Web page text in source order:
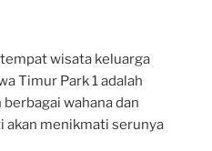
wisata keluarga
Timur Park 1 adalah
wahana dan
akan menikmati serunya